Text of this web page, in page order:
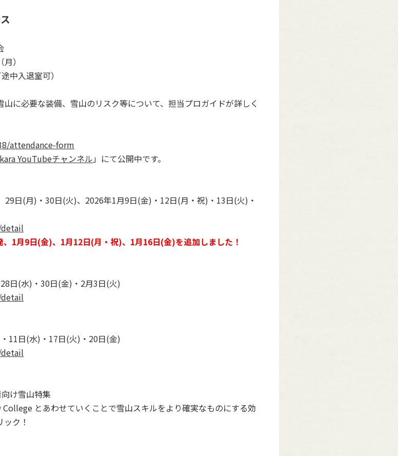
）
中入退室可）
に必要な装備、雪山のリスク等について、担当プロガイドが詳しく
attendance-form
YouTubeチャンネル 」にて公開中です。
日(月)・30日(火)、2026年1月9日(金)・12日(月・祝)・13日(火)・
1月9日(金)、1月12日(月・祝)、1月16日(金)を追加しました！
日(水)・30日(金)・2月3日(火)
11日(水)・17日(火)・20日(金)
け雪山特集
とあわせていくことで雪山スキルをより確実なものにする効
ック！